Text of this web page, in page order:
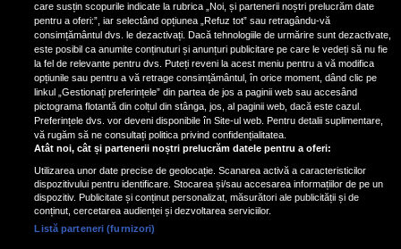
Nicki Minaj, acuzată de agresiune
de fostul manager: Detalii șocante
din proces
Nicki Minaj le-a lăudat pe...
care susțin scopurile indicate la rubrica „Noi, și partenerii noștri prelucrăm date
pentru a oferi:”, iar selectând opțiunea „Refuz tot” sau retragându-vă
consimțământul dvs. le dezactivați. Dacă tehnologiile de urmărire sunt dezactivate,
este posibil ca anumite conținuturi și anunțuri publicitare pe care le vedeți să nu fie
la fel de relevante pentru dvs. Puteți reveni la acest meniu pentru a vă modifica
opțiunile sau pentru a vă retrage consimțământul, în orice moment, dând clic pe
linkul „Gestionați preferințele” din partea de jos a paginii web sau accesând
pictograma flotantă din colțul din stânga, jos, al paginii web, dacă este cazul.
Preferințele dvs. vor deveni disponibile în Site-ul web. Pentru detalii suplimentare,
vă rugăm să ne consultați politica privind confidențialitatea.
Atât noi, cât și partenerii noștri prelucrăm datele pentru a oferi:
Utilizarea unor date precise de geolocație. Scanarea activă a caracteristicilor
dispozitivului pentru identificare. Stocarea și/sau accesarea informațiilor de pe un
dispozitiv. Publicitate și conținut personalizat, măsurători ale publicității și de
conținut, cercetarea audienței și dezvoltarea serviciilor.
Listă parteneri (furnizori)